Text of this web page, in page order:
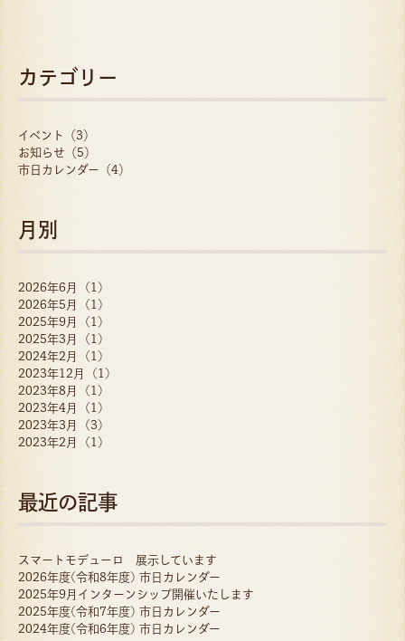
カテゴリー
イベント（3）
お知らせ（5）
市日カレンダー（4）
月別
2026年6月 (1)
2026年5月 (1)
2025年9月 (1)
2025年3月 (1)
2024年2月 (1)
2023年12月 (1)
2023年8月 (1)
2023年4月 (1)
2023年3月 (3)
2023年2月 (1)
最近の記事
スマートモデューロ 展示しています
2026年度(令和8年度) 市日カレンダー
2025年9月インターンシップ開催いたします
2025年度(令和7年度) 市日カレンダー
2024年度(令和6年度) 市日カレンダー